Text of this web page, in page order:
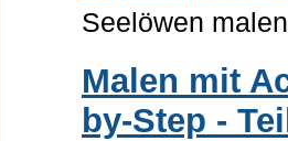
Seelöwen
Malen mit
by-Step -